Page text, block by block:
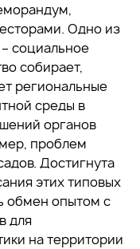
Одно из
социальное
собирает,
региональные
среды в
органов
проблем
Достигнута
этих типовых
обмен опытом с
для
на территории